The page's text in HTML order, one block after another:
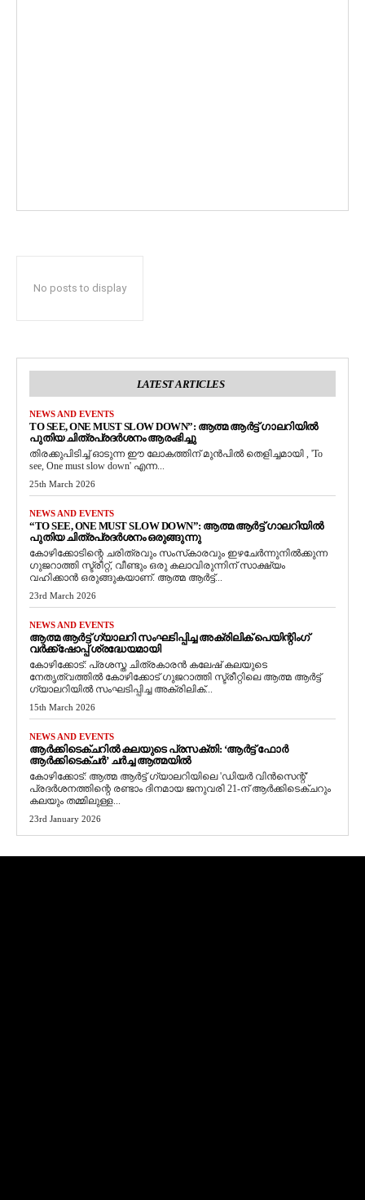
No posts to display
LATEST ARTICLES
NEWS AND EVENTS
TO SEE, ONE MUST SLOW DOWN”: ആത്മ ആർട്ട് ഗാലറിയിൽ
പുതിയ ചിത്രപ്രദർശനം ആരംഭിച്ചു
തിരക്കുപിടിച്ച് ഓടുന്ന ഈ ലോകത്തിന് മുൻപിൽ തെളിച്ചമായി , 'To
see, One must slow down' എന്ന...
25th March 2026
NEWS AND EVENTS
“TO SEE, ONE MUST SLOW DOWN”: ആത്മ ആർട്ട് ഗാലറിയിൽ
പുതിയ ചിത്രപ്രദർശനം ഒരുങ്ങുന്നു
കോഴിക്കോടിന്റെ ചരിത്രവും സംസ്‌കാരവും ഇഴചേർന്നുനിൽക്കുന്ന
ഗുജറാത്തി സ്ട്രീറ്റ്, വീണ്ടും ഒരു കലാവിരുന്നിന് സാക്ഷ്യം
വഹിക്കാൻ ഒരുങ്ങുകയാണ്. ആത്മ ആർട്ട്...
23rd March 2026
NEWS AND EVENTS
ആത്മ ആർട്ട് ഗ്യാലറി സംഘടിപ്പിച്ച അക്രിലിക് പെയിന്റിംഗ്
വർക്ക്‌ഷോപ്പ് ശ്രദ്ധേയമായി
കോഴിക്കോട്: പ്രശസ്ത ചിത്രകാരൻ കലേഷ് കലയുടെ
നേതൃത്വത്തിൽ കോഴിക്കോട് ഗുജറാത്തി സ്ട്രീറ്റിലെ ആത്മ ആർട്ട്
ഗ്യാലറിയിൽ സംഘടിപ്പിച്ച അക്രിലിക്...
15th March 2026
NEWS AND EVENTS
ആർക്കിടെക്ചറിൽ കലയുടെ പ്രസക്തി: ‘ആർട്ട് ഫോർ
ആർക്കിടെക്ചർ’ ചർച്ച ആത്മയിൽ
​കോഴിക്കോട്: ആത്മ ആർട്ട് ഗ്യാലറിയിലെ 'ഡിയർ വിൻസെന്റ്'
പ്രദർശനത്തിന്റെ രണ്ടാം ദിനമായ ജനുവരി 21-ന് ആർക്കിടെക്ചറും
കലയും തമ്മിലുള്ള...
23rd January 2026